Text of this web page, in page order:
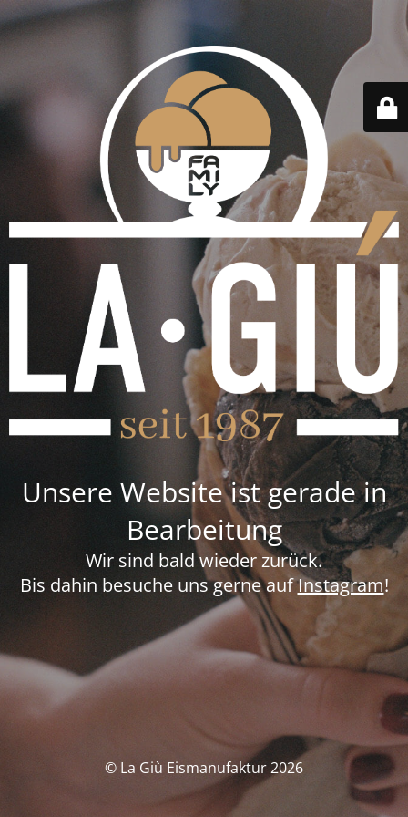
Unsere Website ist gerade in
Bearbeitung
Wir sind bald wieder zurück.
Bis dahin besuche uns gerne aufInstagram!
© La Giù Eismanufaktur 2026